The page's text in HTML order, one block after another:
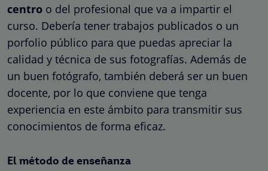
centro o del profesional que va a impartir el
curso. Debería tener trabajos publicados o un
porfolio público para que puedas apreciar la
calidad y técnica de sus fotografías. Además de
un buen fotógrafo, también deberá ser un buen
docente, por lo que conviene que tenga
experiencia en este ámbito para transmitir sus
conocimientos de forma eficaz.
El método de enseñanza